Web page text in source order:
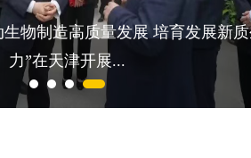
物制造高质量发展 培育发展新
力”在天津开展...